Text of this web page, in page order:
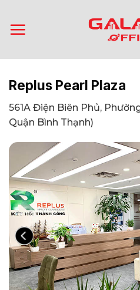
qua
nội
Replus Pearl Plaza
561A Điện Biên Phủ,
Quận Bình Thạnh)